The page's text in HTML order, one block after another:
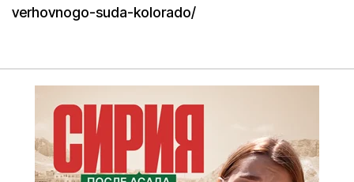
verhovnogo-suda-kolorado/